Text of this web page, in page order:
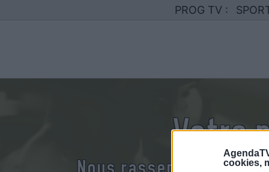
cookies,
PROG TV :
Votre